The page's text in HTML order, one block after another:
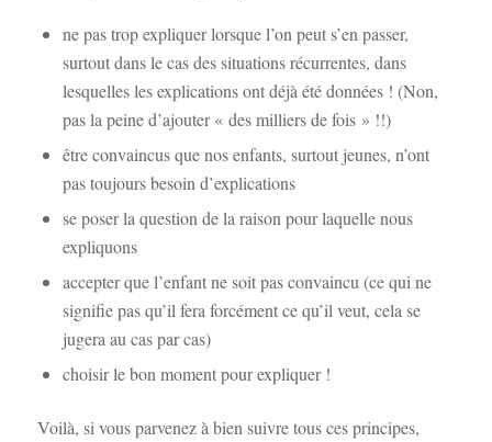
ne pas trop expliquer lorsque l’on peut s’en passer,
surtout dans le cas des situations récurrentes, dans
lesquelles les explications ont déjà été données ! (Non,
pas la peine d’ajouter « des milliers de fois » !!)
être convaincus que nos enfants, surtout jeunes, n’ont
pas toujours besoin d’explications
se poser la question de la raison pour laquelle nous
expliquons
accepter que l’enfant ne soit pas convaincu (ce qui ne
signifie pas qu’il fera forcément ce qu’il veut, cela se
jugera au cas par cas)
choisir le bon moment pour expliquer !
Voilà, si vous parvenez à bien suivre tous ces principes,